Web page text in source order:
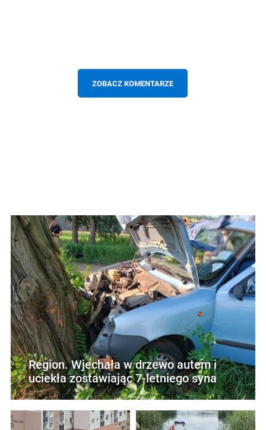
ZOBACZ KOMENTARZE
Region. Wjechała w drzewo autem i
uciekła zostawiając 7-letniego syna